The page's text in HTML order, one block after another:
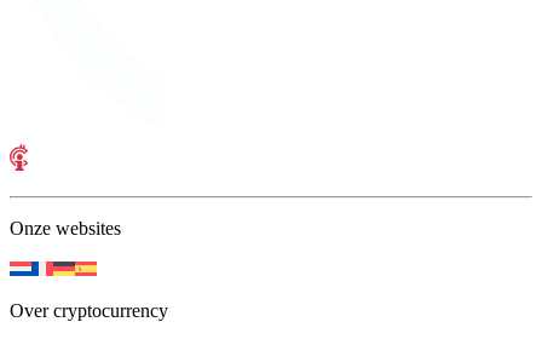
Onze websites
Over cryptocurrency